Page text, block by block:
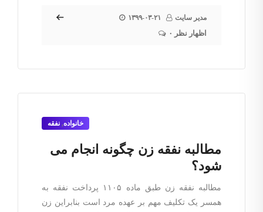
مدیر سایت ۱۳۹۹-۰۳-۲۱
۰ اظهار نظر
خانواده, نفقه
مطالبه نفقه زن چگونه انجام می
شود؟
مطالبه نفقه زن طبق ماده ۱۱۰۵ پرداخت نفقه به
همسر یک تکلیف مهم بر عهده مرد است بنابراین زن